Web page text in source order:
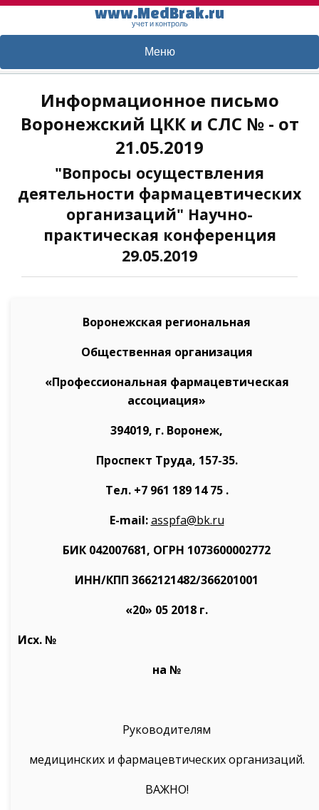
www.MedBrak.ru
учет и контроль
Меню
Информационное письмо
Воронежский ЦКК и СЛС № - от
21.05.2019
"Вопросы осуществления
деятельности фармацевтических
организаций" Научно-
практическая конференция
29.05.2019
Воронежская региональная
Общественная организация
«Профессиональная фармацевтическая
ассоциация»
394019, г. Воронеж,
Проспект Труда, 157-35.
Тел. +7 961 189 14 75 .
Е-mail:asspfa@bk.ru
БИК 042007681, ОГРН 1073600002772
ИНН/КПП 3662121482/366201001
«20» 05 2018 г.
Исх. №
на №
Руководителям
медицинских и фармацевтических организаций.
ВАЖНО!